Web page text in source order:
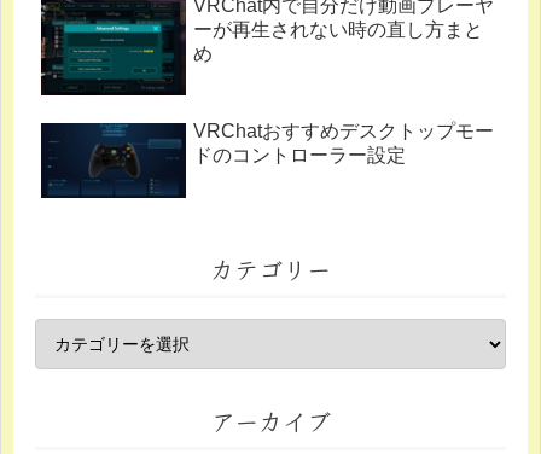
VRChat内で自分だけ動画プレーヤ
ーが再生されない時の直し方まと
め
VRChatおすすめデスクトップモー
ドのコントローラー設定
カテゴリー
アーカイブ